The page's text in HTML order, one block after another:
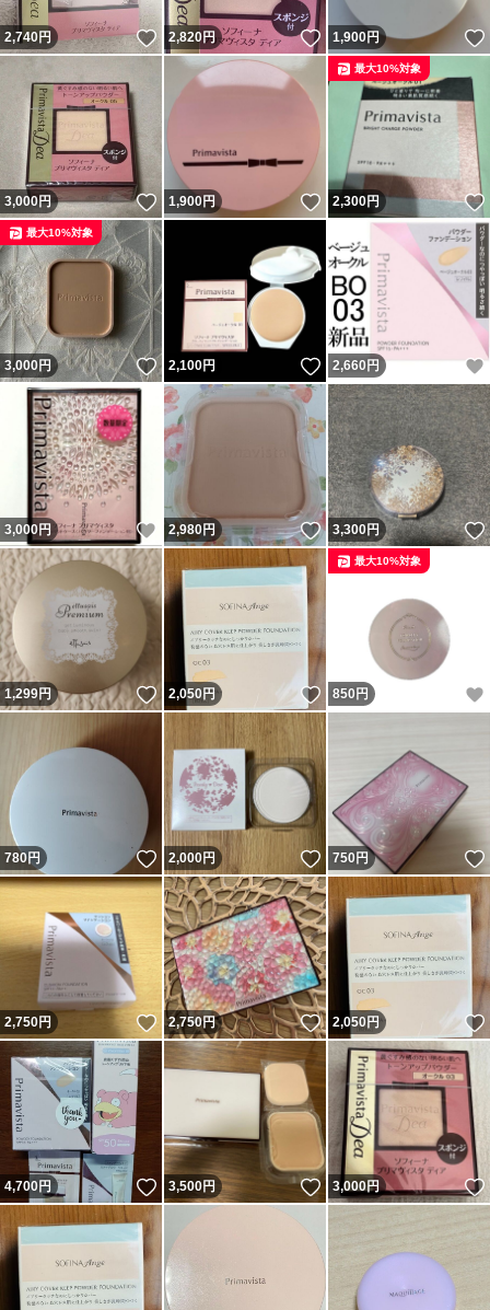
2,740円 いいね！
2,820円 いいね！
1,900円
3,000円 いいね！
1,900円 いいね！
2,300円
最大10%対象
3,000円 いいね！
最大10%対象
2,100円 いいね！
2,660 円
3,000円 いいね！
2,980円 いいね！
3,300円
1,299円 いいね！
2,050円 いいね！
850 円
最大10%対象
780円 いいね！
2,000円 いいね！
750円
2,750円 いいね！
2,750円 いいね！
2,050円
4,700円 いいね！
3,500円 いいね！
3,000円